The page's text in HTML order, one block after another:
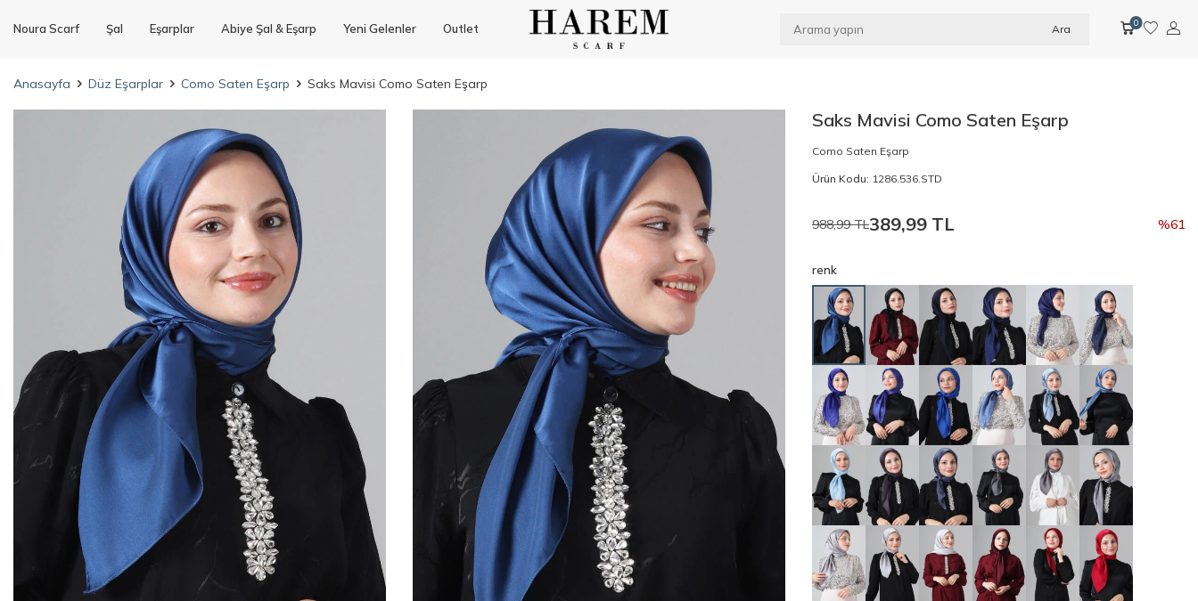
Noura Scarf Şal Eşarplar Abiye Şal & Eşarp Yeni Gelenler Outlet Ara 0
Anasayfa Düz Eşarplar Como Saten Eşarp Saks Mavisi Como Saten Eşarp
Saks Mavisi Como Saten Eşarp
Como Saten Eşarp
Ürün Kodu: 1286.536.STD
988,99TL389,99 TL %61
renk